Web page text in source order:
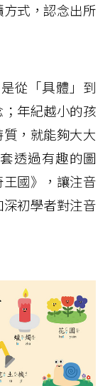
式，認念出所
從「具體」到
；年紀越小的孩
，就能夠大大
透過有趣的圖
國》，讓注音
初學者對注音